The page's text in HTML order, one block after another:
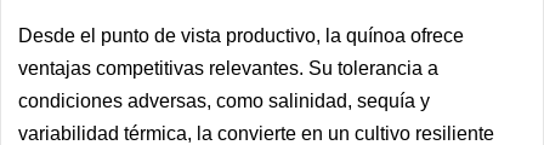
Desde el punto de vista productivo, la quínoa ofrece
ventajas competitivas relevantes. Su tolerancia a
condiciones adversas, como salinidad, sequía y
variabilidad térmica, la convierte en un cultivo resiliente